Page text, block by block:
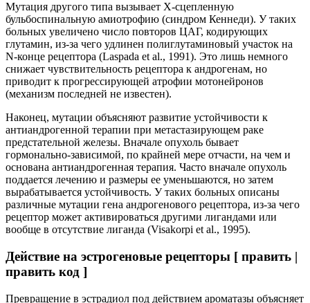
Мутация другого типа вызывает Х-сцепленную
бульбоспинальную амиотрофию (синдром Кеннеди). У таких
больных увеличено число повторов ЦАГ, кодирующих
глутамин, из-за чего удлинен полиглутаминовый участок на
N-конце рецептора (Laspada et al., 1991). Это лишь немного
снижает чувствительность рецептора к андрогенам, но
приводит к прогрессирующей атрофии мотонейронов
(механизм последней не известен).
Наконец, мутации объясняют развитие устойчивости к
антиандрогенной терапии при метастазирующем раке
предстательной железы. Вначале опухоль бывает
гормонально-зависимой, по крайней мере отчасти, на чем и
основана антиандрогенная терапия. Часто вначале опухоль
поддается лечению и размеры ее уменьшаются, но затем
вырабатывается устойчивость. У таких больных описаны
различные мутации гена андрогенового рецептора, из-за чего
рецептор может активироваться другими лигандами или
вообще в отсутствие лиганда (Visakorpi et al., 1995).
Действие на эстрогеновые рецепторы [ править |
править код ]
Превращение в эстрадиол под действием ароматазы объясняет